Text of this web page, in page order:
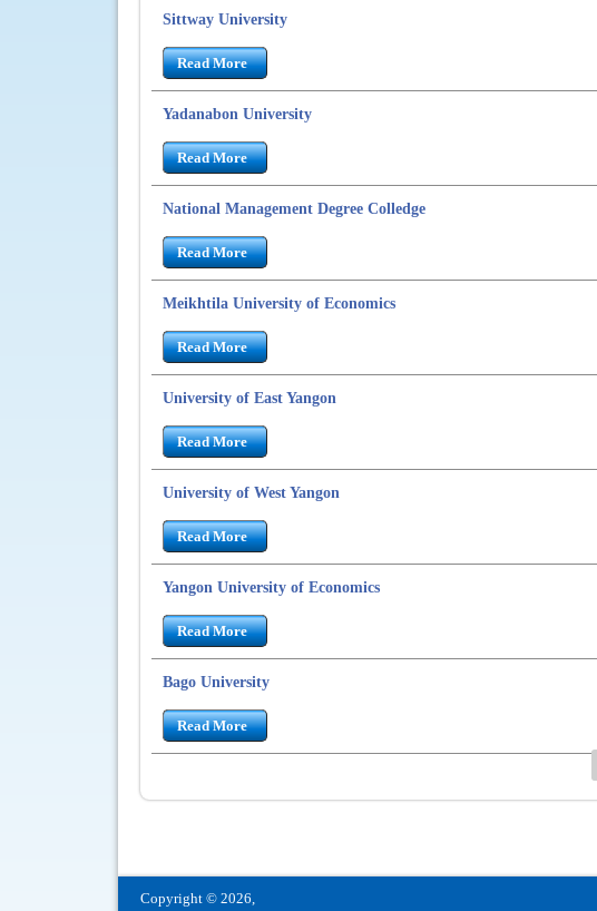
Sittway University
Read More
Yadanabon University
Read More
National Management Degree Colledge
Read More
Meikhtila University of Economics
Read More
University of East Yangon
Read More
University of West Yangon
Read More
Yangon University of Economics
Read More
Bago University
Read More
Copyright © 2026,